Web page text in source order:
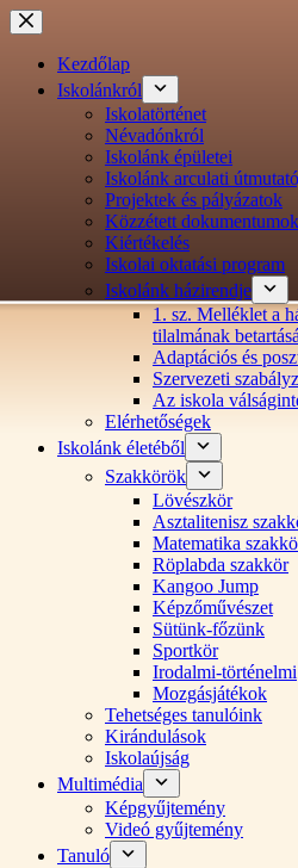
Ugrás
a
tartalomraKezdőlap
Iskolánkról
Iskolatörténet
Névadónkról
Iskolánk épületei
Iskolánk arculati
Projektek és pályázatok
Közzétett dokumentumok
Kiértékelés
Iskolai oktatási program
Iskolánk házirendje
1. sz. Melléklet a
tilalmának
Adaptációs és
Szervezeti
Az iskola
Elérhetőségek
Iskolánk életéből
Szakkörök
Lövészkör
Asztalitenisz
Matematika
Röplabda szakkör
Kangoo Jump
Képzőművészet
Sütünk-főzünk
Sportkör
Irodalmi-történelmi
Mozgásjátékok
Tehetséges tanulóink
Kirándulások
Iskolaújság
Multimédia
Képgyűjtemény
Videó gyűjtemény
Tanuló